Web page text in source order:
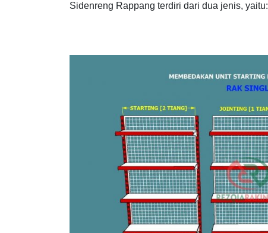
Sidenreng Rappang terdiri dari dua jenis, yaitu: